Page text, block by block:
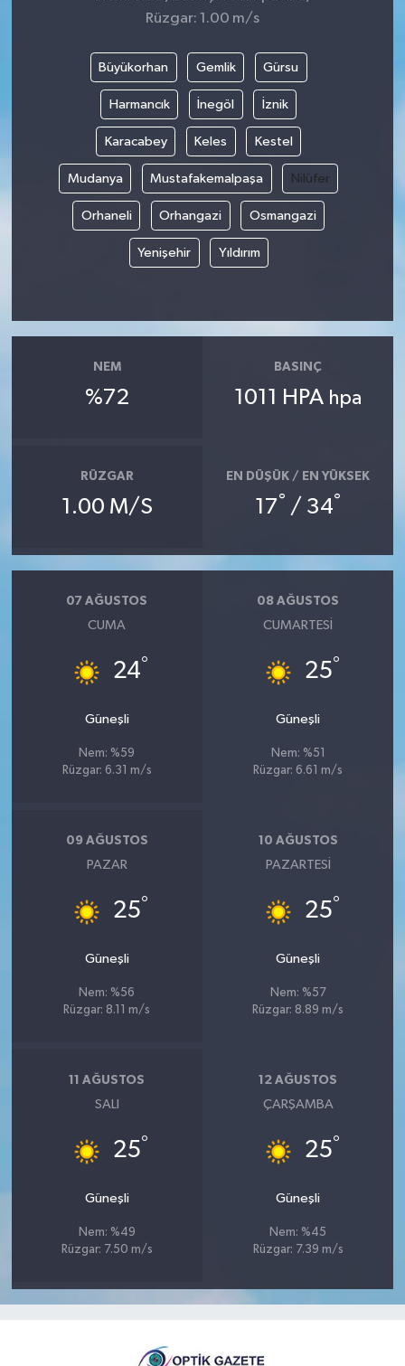
Rüzgar: 1.00 m/s
Büyükorhan Gemlik Gürsu
Harmancık İnegöl İznik
Karacabey Keles Kestel
Mudanya Mustafakemalpaşa Nilüfer
Orhaneli Orhangazi Osmangazi
Yenişehir Yıldırım
NEM
%72
BASINÇ
1011 HPA hpa
RÜZGAR
1.00 M/S
EN DÜŞÜK / EN YÜKSEK
17° / 34°
07 AĞUSTOS
CUMA
24°
Güneşli
Nem: %59
Rüzgar: 6.31 m/s
08 AĞUSTOS
CUMARTESI
25°
Güneşli
Nem: %51
Rüzgar: 6.61 m/s
09 AĞUSTOS
PAZAR
25°
Güneşli
Nem: %56
Rüzgar: 8.11 m/s
10 AĞUSTOS
PAZARTESI
25°
Güneşli
Nem: %57
Rüzgar: 8.89 m/s
11 AĞUSTOS
SALI
25°
Güneşli
Nem: %49
Rüzgar: 7.50 m/s
12 AĞUSTOS
ÇARŞAMBA
25°
Güneşli
Nem: %45
Rüzgar: 7.39 m/s